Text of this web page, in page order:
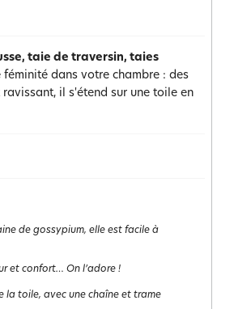
taie de traversin, taies
féminité dans votre chambre : des
il s'étend sur une toile en
de gossypium, elle est facile à
et confort… On l’adore !
la toile, avec une chaîne et trame